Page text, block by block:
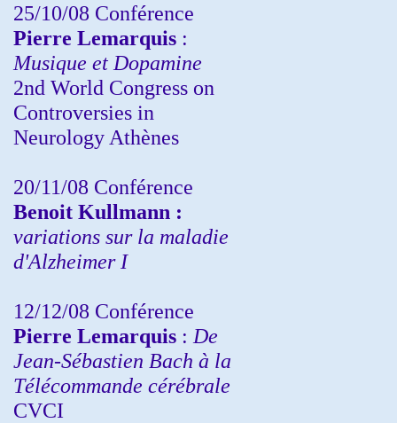
25/10/08 Conférence
Pierre Lemarquis :
Musique et Dopamine
2nd World Congress on
Controversies in
Neurology Athènes
20/11/08 Conférence
Benoit Kullmann :
variations sur la maladie
d'Alzheimer I
12/12/08 Conférence
Pierre Lemarquis : De
Jean-Sébastien Bach à la
Télécommande cérébrale
CVCI